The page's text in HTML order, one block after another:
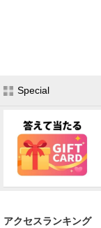
Special
アクセスランキング